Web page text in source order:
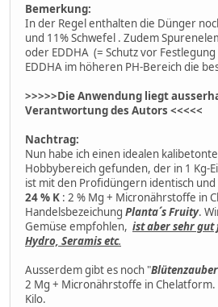
Bemerkung:
In der Regel enthalten die Dünger
und 11% Schwefel . Zudem
oder EDDHA (= Schutz vor
EDDHA im höheren PH-Bereich die
>>>>>Die Anwendung liegt
Verantwortung des Autors <<<<<
Nachtrag:
Nun habe ich einen idealen
Hobbybereich gefunden, der in 1 Kg-
ist mit den Profidüngern identisch
24 % K : 2 % Mg + Micronährstoffe in
Handelsbezeichung Planta´s Fruity.
Gemüse empfohlen, ist aber sehr
Hydro, Seramis etc.
Ausserdem gibt es noch "Blütenzauber
2 Mg + Micronährstoffe in
Kilo.